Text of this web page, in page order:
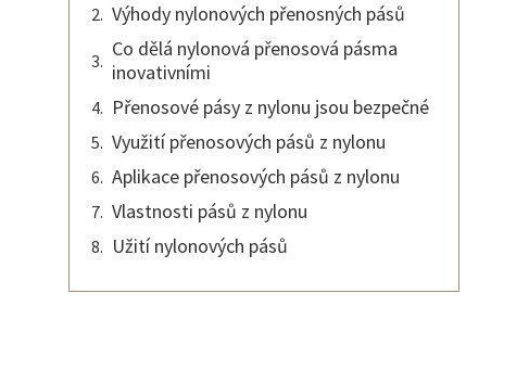
Výhody nylonových přenosných pásů
Co dělá nylonová přenosová pásma
inovativními
Přenosové pásy z nylonu jsou bezpečné
Využití přenosových pásů z nylonu
Aplikace přenosových pásů z nylonu
Vlastnosti pásů z nylonu
Užití nylonových pásů